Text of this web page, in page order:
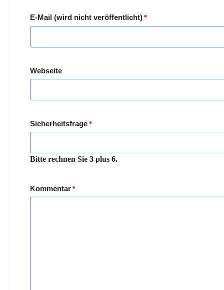
E-Mail (wird nicht veröffentlicht)*
Webseite
Sicherheitsfrage*
Bitte rechnen Sie 3 plus 6.
Kommentar*